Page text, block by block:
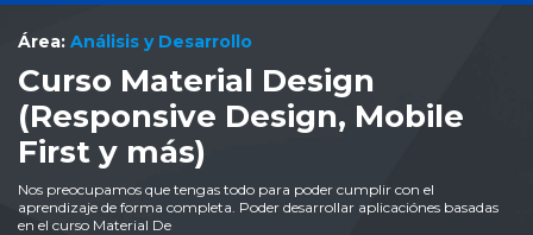
Área: Análisis y Desarrollo
Curso Material Design
(Responsive Design, Mobile
First y más)
Nos preocupamos que tengas todo para poder cumplir con el
aprendizaje de forma completa. Poder desarrollar aplicaciónes basadas
en el curso Material De